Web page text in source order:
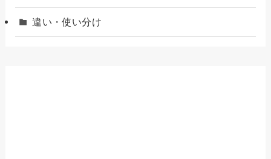
違い・使い分け